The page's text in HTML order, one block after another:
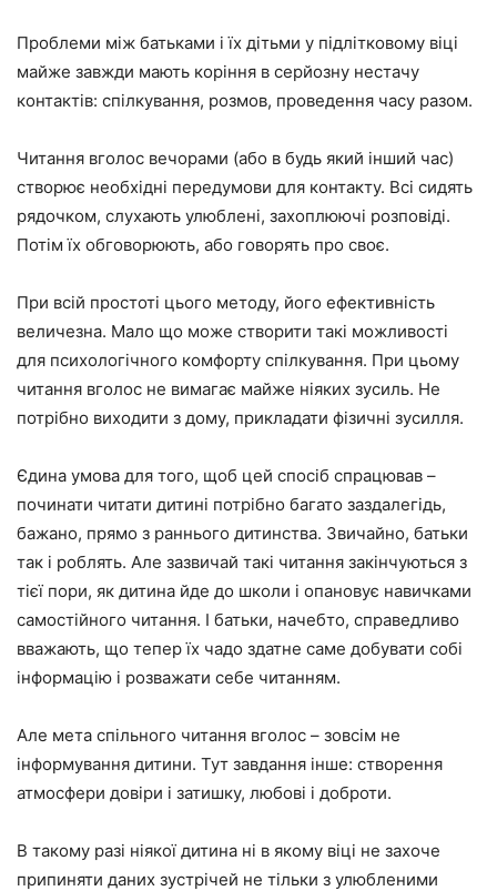
Проблеми між батьками і їх дітьми у підлітковому віці
майже завжди мають коріння в серйозну нестачу
контактів: спілкування, розмов, проведення часу разом.
Читання вголос вечорами (або в будь який інший час)
створює необхідні передумови для контакту. Всі сидять
рядочком, слухають улюблені, захоплюючі розповіді.
Потім їх обговорюють, або говорять про своє.
При всій простоті цього методу, його ефективність
величезна. Мало що може створити такі можливості
для психологічного комфорту спілкування. При цьому
читання вголос не вимагає майже ніяких зусиль. Не
потрібно виходити з дому, прикладати фізичні зусилля.
Єдина умова для того, щоб цей спосіб спрацював –
починати читати дитині потрібно багато заздалегідь,
бажано, прямо з раннього дитинства. Звичайно, батьки
так і роблять. Але зазвичай такі читання закінчуються з
тієї пори, як дитина йде до школи і опановує навичками
самостійного читання. І батьки, начебто, справедливо
вважають, що тепер їх чадо здатне саме добувати собі
інформацію і розважати себе читанням.
Але мета спільного читання вголос – зовсім не
інформування дитини. Тут завдання інше: створення
атмосфери довіри і затишку, любові і доброти.
В такому разі ніякої дитина ні в якому віці не захоче
припиняти даних зустрічей не тільки з улюбленими